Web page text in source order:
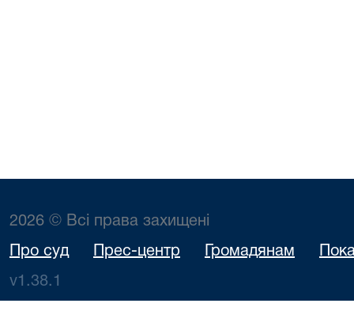
2026 © Всі права захищені
Про суд Прес-центр Громадянам
v1.38.1